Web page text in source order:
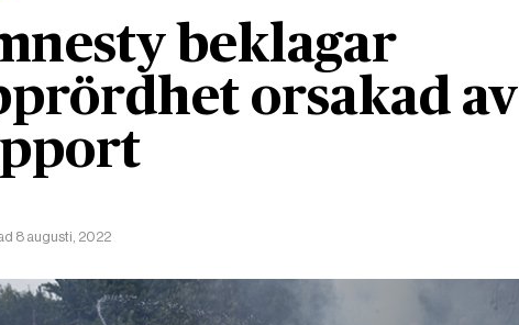
beklagar
orsakad av
8 augusti, 2022